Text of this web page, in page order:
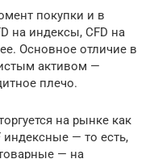
покупки и в
на индексы, CFD на
Основное отличие в
активом —
плечо.
на рынке как
— то есть,
— на